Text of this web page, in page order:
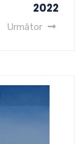
2022
Următor